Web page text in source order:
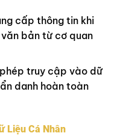
cấp thông tin khi
bản từ cơ quan
truy cập vào dữ
danh hoàn toàn
Liệu Cá Nhân